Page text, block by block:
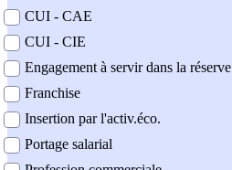
CUI - CAE
CUI - CIE
Engagement à servir dans la réserve
Franchise
Insertion par l'activ.éco.
Portage salarial